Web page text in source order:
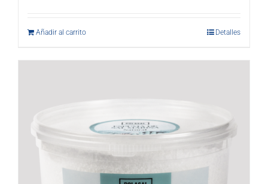
Añadir al carrito Detalles